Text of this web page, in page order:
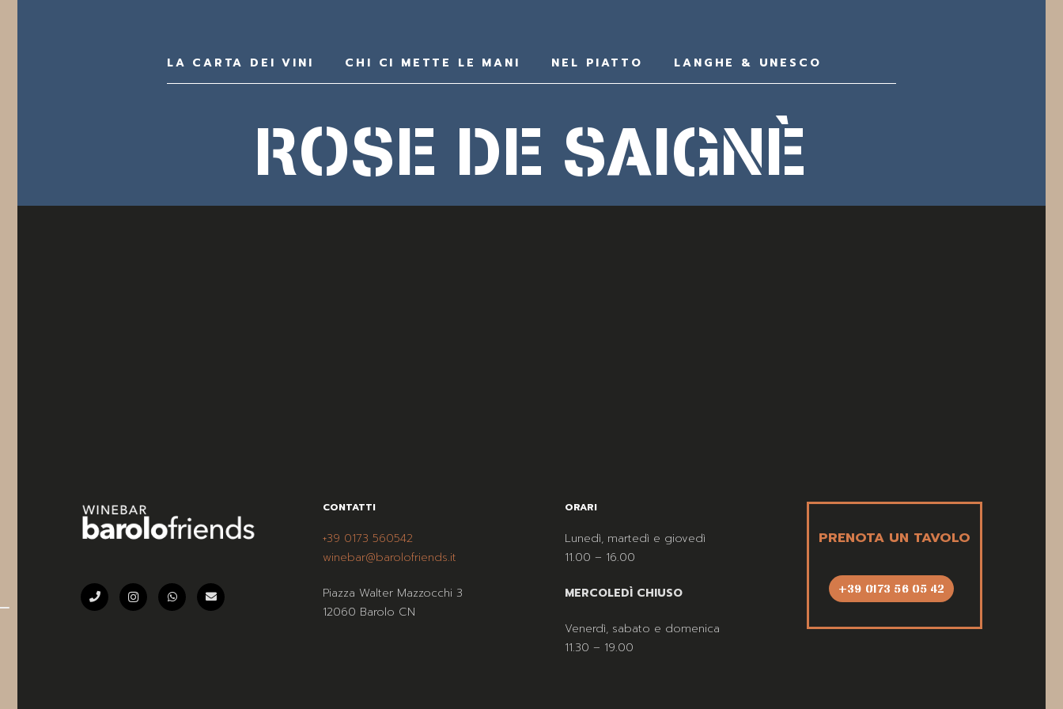
LA CARTA DEI VINI CHI CI METTE LE MANI NEL PIATTO LANGHE & UNESCO
ROSE DE SAIGNÈ
CONTATTI
+39 0173 560542
winebar@barolofriends.it
Piazza Walter Mazzocchi 3
12060 Barolo CN
ORARI
Lunedì, martedì e giovedì
11.00 – 16.00
MERCOLEDÌ CHIUSO
Venerdì, sabato e domenica
11.30 – 19.00
PRENOTA UN TAVOLO
+39 0173 56 05 42